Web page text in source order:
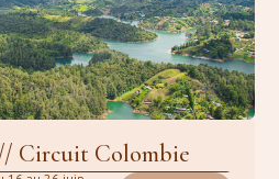
Circuit Colombie